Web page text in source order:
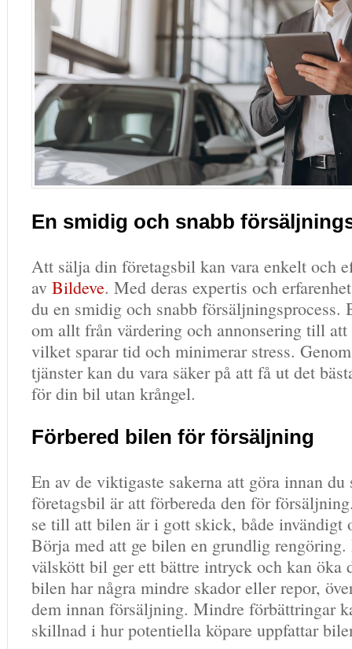
En smidig och snabb
Att sälja din företagsbil kan vara enkelt och
av Bildeve. Med deras expertis och
du en smidig och snabb försäljningsprocess.
om allt från värdering och annonsering till
vilket sparar tid och minimerar stress.
tjänster kan du vara säker på att få ut det
för din bil utan krångel.
Förbered bilen för försäljning
En av de viktigaste sakerna att göra innan
företagsbil är att förbereda den för
se till att bilen är i gott skick, både invändigt
Börja med att ge bilen en grundlig rengöring.
välskött bil ger ett bättre intryck och kan öka
bilen har några mindre skador eller repor,
dem innan försäljning. Mindre förbättringar
skillnad i hur potentiella köpare uppfattar